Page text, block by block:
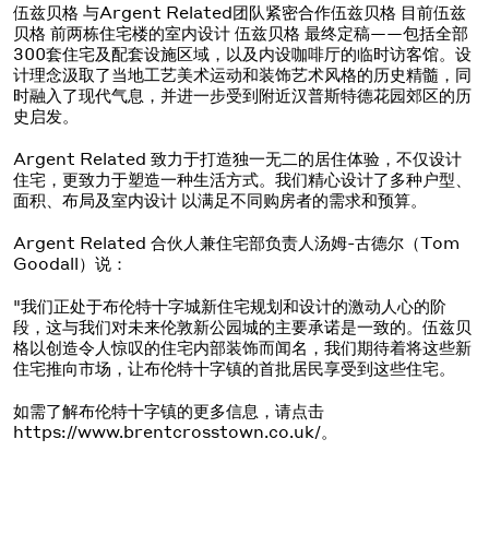
伍兹贝格 与Argent Related团队紧密合作伍兹贝格 目前伍兹
贝格 前两栋住宅楼的室内设计 伍兹贝格 最终定稿——包括全部
300套住宅及配套设施区域，以及内设咖啡厅的临时访客馆。设
计理念汲取了当地工艺美术运动和装饰艺术风格的历史精髓，同
时融入了现代气息，并进一步受到附近汉普斯特德花园郊区的历
史启发。
Argent Related 致力于打造独一无二的居住体验，不仅设计
住宅，更致力于塑造一种生活方式。我们精心设计了多种户型、
面积、布局及室内设计 以满足不同购房者的需求和预算。
Argent Related 合伙人兼住宅部负责人汤姆-古德尔（Tom
Goodall）说：
"我们正处于布伦特十字城新住宅规划和设计的激动人心的阶
段，这与我们对未来伦敦新公园城的主要承诺是一致的。伍兹贝
格以创造令人惊叹的住宅内部装饰而闻名，我们期待着将这些新
住宅推向市场，让布伦特十字镇的首批居民享受到这些住宅。
如需了解布伦特十字镇的更多信息，请点击
https://www.brentcrosstown.co.uk/。